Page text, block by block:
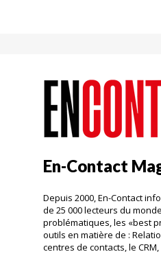
En-Contact
Depuis 2000, En-Contact
de 25 000 lecteurs du
problématiques, les «best
outils en matière de :
centres de contacts, le